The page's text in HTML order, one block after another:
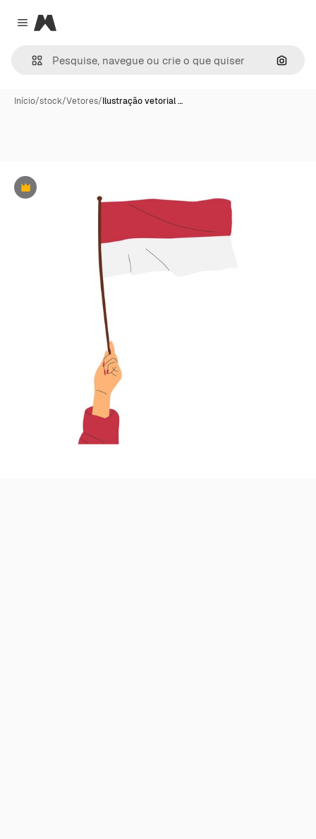
Close menu
Magnific
Início/stock/Vetores/Ilustração vetorial …
Premium